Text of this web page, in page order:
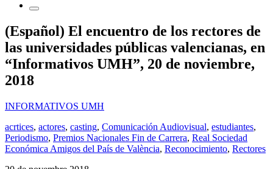
(Español) El encuentro de los rectores de
las universidades públicas valencianas, en
“Informativos UMH”, 20 de noviembre,
2018
INFORMATIVOS UMH
acrtices, actores, casting, Comunicación Audiovisual, estudiantes,
Periodismo, Premios Nacionales Fin de Carrera, Real Sociedad
Económica Amigos del País de València, Reconocimiento, Rectores